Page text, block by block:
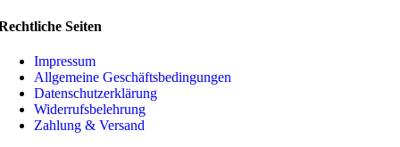
Seiten
Impressum
Allgemeine Geschäftsbedingungen
Datenschutzerklärung
Widerrufsbelehrung
Zahlung & Versand